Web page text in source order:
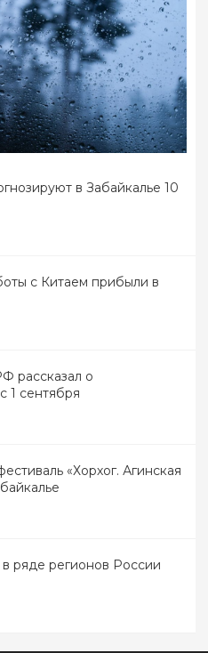
в Забайкалье 10
с Китаем прибыли в
рассказал о
1 сентября
«Хорхог. Агинская
ряде регионов России